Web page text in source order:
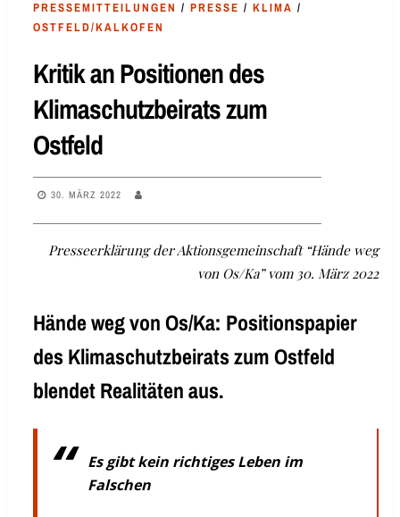
PRESSEMITTEILUNGEN / PRESSE / KLIMA /
OSTFELD/KALKOFEN
Kritik an Positionen des
Klimaschutzbeirats zum
Ostfeld
30. MÄRZ 2022
Presseerklärung der Aktionsgemeinschaft “Hände weg
von Os/Ka” vom 30. März 2022
Hände weg von Os/Ka: Positionspapier
des Klimaschutzbeirats zum Ostfeld
blendet Realitäten aus.
Es gibt kein richtiges Leben im
Falschen